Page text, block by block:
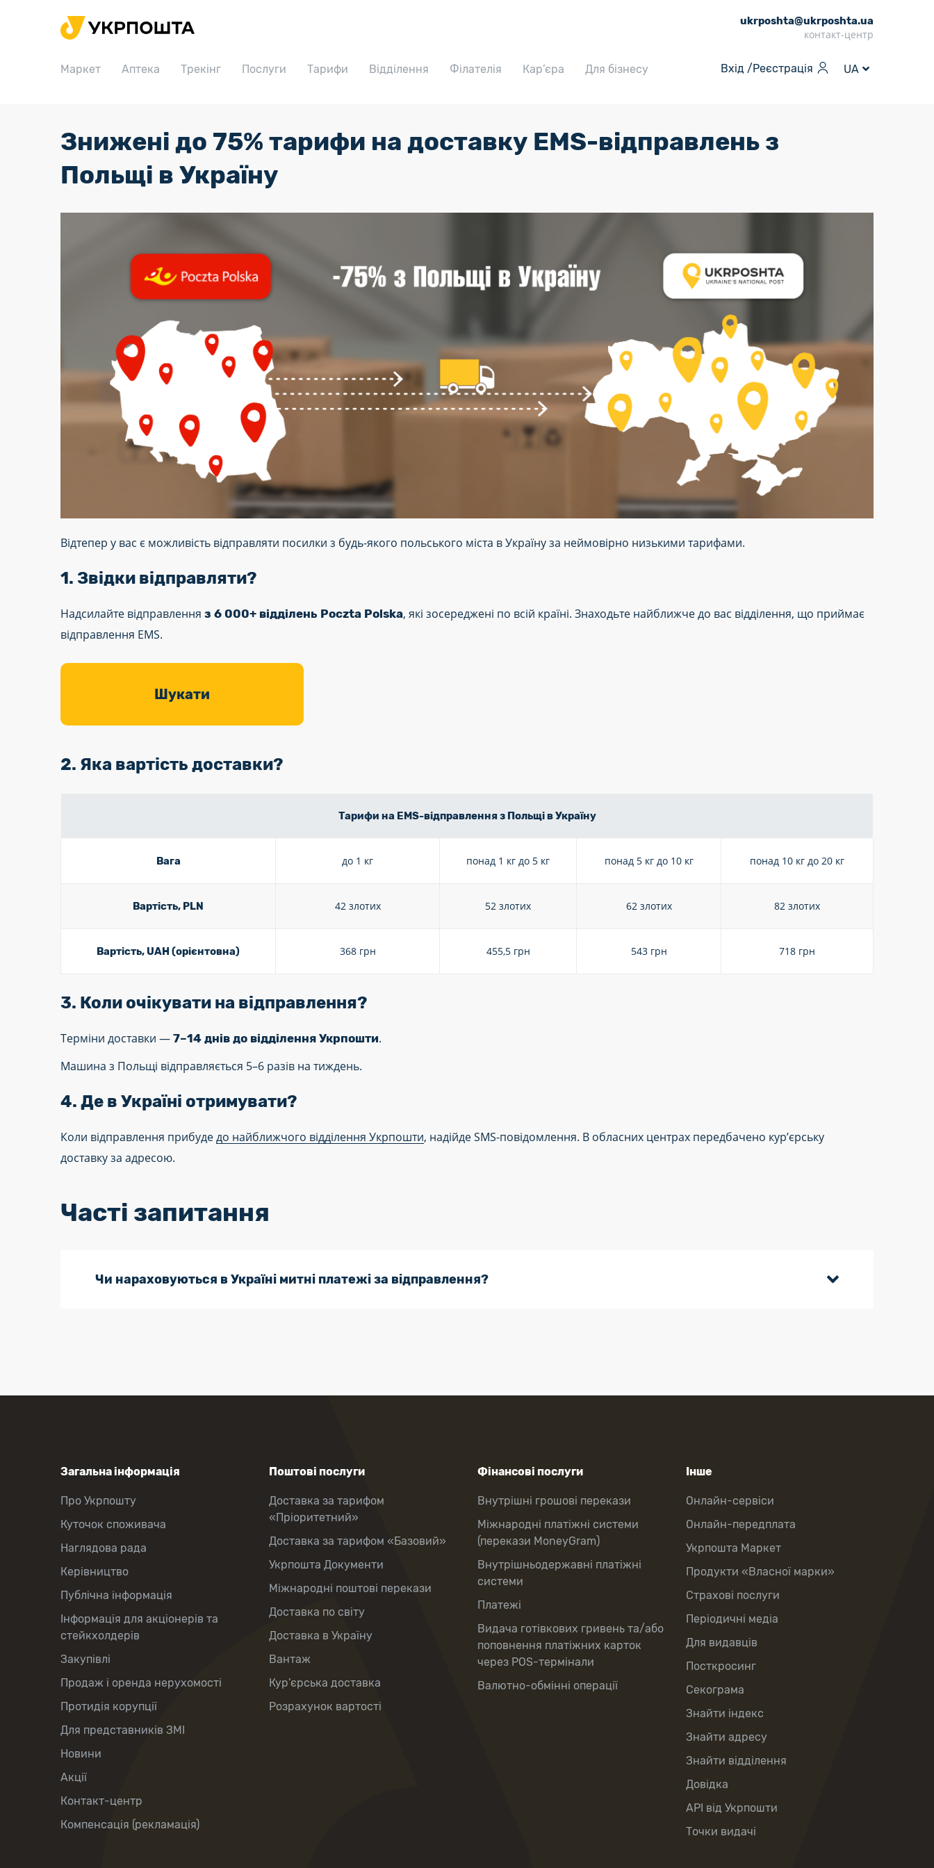
ukrposhta@ukrposhta.ua
контакт-центр
Маркет Аптека Трекінг Послуги Тарифи Відділення Філателія Кар’єра Для бізнесу Вхід /Реєстрація UA
Головна
Аптека
Послуги
Відділення
Філателія
Знижені до 75% тарифи на доставку EMS-відправлень з
Польщі в Україну
Відтепер у вас є можливість відправляти посилки з будь-якого польського міста в Україну за неймовірно низькими тарифами.
1. Звідки відправляти?
Надсилайте відправлення з 6 000+ відділень Poczta Polska, які зосереджені по всій країні. Знаходьте найближче до вас відділення, що приймає
відправлення EMS.
Шукати
2. Яка вартість доставки?
Тарифи на EMS-відправлення з Польщі в Україну
Вага до 1 кг понад 1 кг до 5 кг понад 5 кг до 10 кг понад 10 кг до 20 кг
Вартість, PLN 42 злотих 52 злотих 62 злотих 82 злотих
Вартість, UAH (орієнтовна) 368 грн 455,5 грн 543 грн 718 грн
3. Коли очікувати на відправлення?
Терміни доставки — 7–14 днів до відділення Укрпошти.
Машина з Польщі відправляється 5–6 разів на тиждень.
4. Де в Україні отримувати?
Коли відправлення прибудедо найближчого відділення Укрпошти, надійде SMS-повідомлення. В обласних центрах передбачено кур’єрську
доставку за адресою.
Часті запитання
Чи нараховуються в Україні митні платежі за відправлення?
Загальна інформація
Про Укрпошту
Куточок споживача
Наглядова рада
Керівництво
Публічна інформація
Інформація для акціонерів та
стейкхолдерів
Закупівлі
Продаж і оренда нерухомості
Протидія корупції
Для представників ЗМІ
Новини
Акції
Контакт-центр
Компенсація (рекламація)
Поштові послуги
Доставка за тарифом
«Пріоритетний»
Доставка за тарифом «Базовий»
Укрпошта Документи
Міжнародні поштові перекази
Доставка по світу
Доставка в Україну
Вантаж
Кур’єрська доставка
Розрахунок вартості
Фінансові послуги
Внутрішні грошові перекази
Міжнародні платіжні системи
(перекази MoneyGram)
Внутрішньодержавні платіжні
системи
Платежі
Видача готівкових гривень та/або
поповнення платіжних карток
через POS-термінали
Валютно-обмінні операції
Інше
Онлайн-сервіси
Онлайн-передплата
Укрпошта Маркет
Продукти «Власної марки»
Страхові послуги
Періодичні медіа
Для видавців
Посткросинг
Секограма
Знайти індекс
Знайти адресу
Знайти відділення
Довідка
API від Укрпошти
Точки видачі